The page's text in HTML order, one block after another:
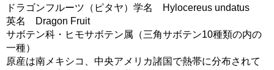
ドラゴンフルーツ（ピタヤ）学名 Hylocereus undatus
英名 Dragon Fruit
サボテン科・ヒモサボテン属（三角サボテン10種類の内の
一種）
原産は南メキシコ、中央アメリカ諸国で熱帯に分布されて